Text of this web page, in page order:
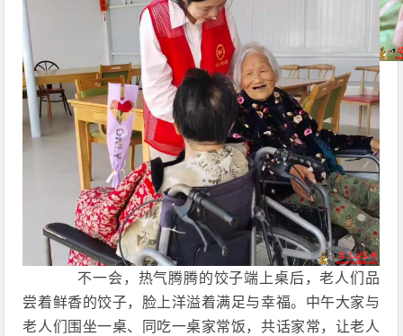
不一会，热气腾腾的饺子端上桌后，老人们品
尝着鲜香的饺子，脸上洋溢着满足与幸福。中午大家与
老人们围坐一桌、同吃一桌家常饭，共话家常，让老人